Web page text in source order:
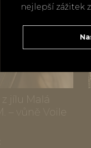
jílu Malá
– vůně Voile
nejlepší zážitek